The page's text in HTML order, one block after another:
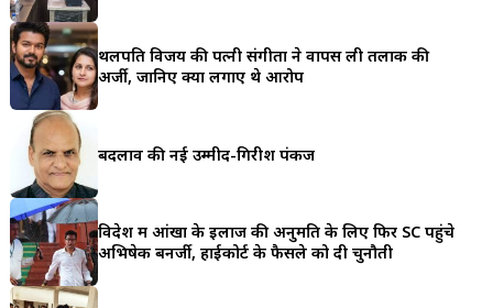
थलपति विजय की पत्नी संगीता ने वापस ली तलाक की
अर्जी, जानिए क्या लगाए थे आरोप
बदलाव की नई उम्मीद-गिरीश पंकज
विदेश में आंखों के इलाज की अनुमति के लिए फिर SC पहुंचे
अभिषेक बनर्जी, हाईकोर्ट के फैसले को दी चुनौती